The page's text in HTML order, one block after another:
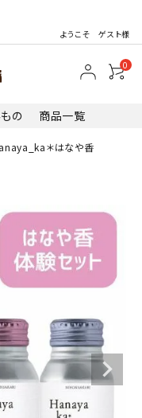
ようこそ ゲスト様
0
の 商品一覧
＊はなや香